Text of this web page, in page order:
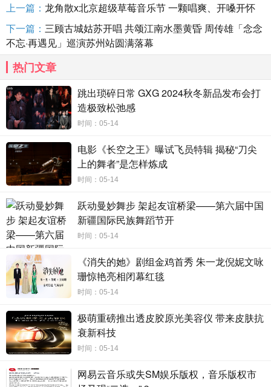
三、在地化运营:国际艺人的中国突围
白米范的“双向奔赴”逻辑在国际艺人运营中成效显著。2021年独
家代理刘逸云(Amber Liu)中国经纪业务后,公司助力其发行专辑
《y?》,并通过《乘风 2023》综艺曝光,实现商务合作激增20个、商务
收入提升近8倍。此外,她还参加了西安音乐节、马蹄音乐节等国内音
乐节。Amber刘逸云开拓中国市场一系列动作背后,白米范是主要推动
者之一。
四、生态构建:从商业到文化的价值升维
区别于传统经纪公司,白米范致力于构建文化共生生态。在引进海
外艺人的同时,同步推动中国音乐人“出海”,如为THEBLACKLABEL艺人
规划中国媒体矩阵,促成中日音乐人联名单曲。“感知中国”IP不仅是商
业联名,更承载中华文明全球传播使命 —— 当国际潮人穿着篆书卫
衣、背着竹编包袋,中国文化通过日常生活场景实现“润物细无声”的渗
透。
白米范的实践证明,文化交流的核心在于创造共鸣:尊重差异、挖掘
共性、创新表达。从艺人经纪到IP运营,从音乐舞台到潮流生活,这家公
司正重新定义华语娱乐的国际化路径 —— 不是单向输出,而是双向共
生,让中外文化在碰撞中孕育新可能。
上一篇： 龙角散x北京超级草莓音乐节 一颗唱爽、开嗓开怀
下一篇： 三顾古城姑苏开唱 共颂江南水墨黄昏 周传雄「念念
不忘·再遇见」巡演苏州站圆满落幕
热门文章
跳出琐碎日常 GXG 2024秋冬新品发布会打
造极致松弛感
时间：05-14
电影《长空之王》曝试飞员特辑 揭秘“刀尖
上的舞者”是怎样炼成
时间：05-14
跃动曼妙舞步 架起友谊桥梁——第六届中国
新疆国际民族舞蹈节开
时间：05-14
《消失的她》剧组金鸡首秀 朱一龙倪妮文咏
珊惊艳亮相闭幕红毯
时间：05-14
极萌重磅推出透皮胶原光美容仪 带来皮肤抗
衰新科技
时间：05-14
网易云音乐或失SM娱乐版权，音乐版权市